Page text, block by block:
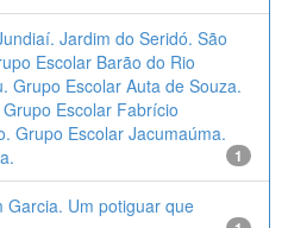
Jardim do Seridó. São
Escolar Barão do Rio
Grupo Escolar Auta de Souza.
Escolar Fabrício
Grupo Escolar Jacumaúma.
1
Garcia. Um potiguar que